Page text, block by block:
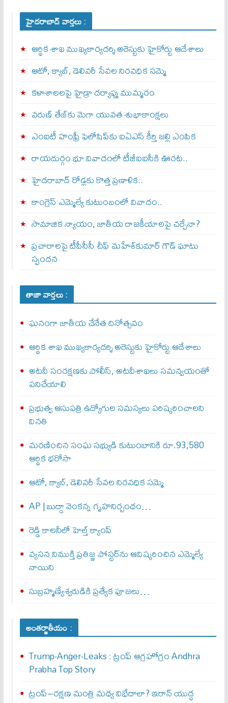
హైదరాబాద్ వార్తలు :
ఆర్థిక శాఖ ముఖ్యకార్యదర్శి అరెస్టుకు హైకోర్టు ఆదేశాలు
ఆటో, క్యాబ్, డెలివరీ సేవల నిరవధిక సమ్మె
కళాశాలలపై హైడ్రా దర్యాప్తు ముమ్మరం
వరుణ్ తేజ్‌కు మెగా యువత శుభాకాంక్షలు
ఎంఐటీ హంఫ్రీ ఫెలోషిప్‌కు ఐఏఎస్ కీర్తి జల్లి ఎంపిక
రాయదుర్గం భూ వివాదంలో టీజీఐఐసీకి ఊరట..
హైదరాబాద్ రోడ్లకు కొత్త ప్రణాళిక..
కాంగ్రెస్ ఎమ్మెల్యే కుటుంబంలో వివాదం..
సామాజిక న్యాయం, జాతీయ రాజకీయాలపై చర్చేనా?
ప్రచారాలపై టీపీసీసీ చీఫ్ మహేశ్‌కుమార్ గౌడ్ ఘాటు
స్పందన
తాజా వార్తలు :
ఘనంగా జాతీయ చేనేత దినోత్సవం
ఆర్థిక శాఖ ముఖ్యకార్యదర్శి అరెస్టుకు హైకోర్టు ఆదేశాలు
అటవీ సంరక్షణకు పోలీస్, అటవీశాఖలు సమన్వయంతో
పనిచేయాలి
ప్రభుత్వ ఆసుపత్రి ఉద్యోగుల సమస్యలు పరిష్కరించాలని
వినతి
మరణించిన సంఘ సభ్యుడి కుటుంబానికి రూ.93,580
ఆర్థిక భరోసా
ఆటో, క్యాబ్, డెలివరీ సేవల నిరవధిక సమ్మె
AP | బుద్దా వెంకన్న గృహనిర్బంధం…
రెడ్డి కాలనీలో హెల్త్ క్యాంప్
వ్యసన విముక్తి ప్రతిజ్ఞ పోస్టర్‌ను ఆవిష్కరించిన ఎమ్మెల్యే
నాయిని
సుబ్రహ్మణ్యేశ్వరుడికి ప్రత్యేక పూజలు…
అంతర్జాతీయం :
Trump-Anger-Leaks : ట్రంప్ ఆగ్ర‌హోగ్రం Andhra
Prabha Top Story
ట్రంప్–రక్షణ మంత్రి మధ్య విభేదాలా? ఇరాన్ యుద్ధ